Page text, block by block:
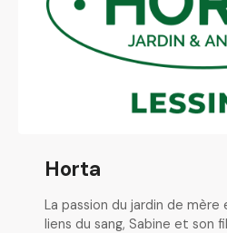
Horta
La passion du jardin de mère
liens du sang, Sabine et son